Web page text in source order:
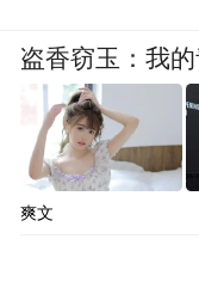
盗香窃玉：我
爽文